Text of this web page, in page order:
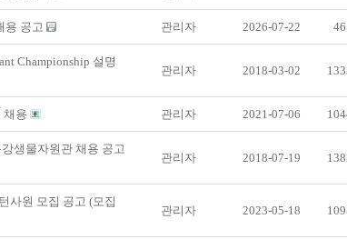
용 공고 관리자 2026-07-22 46
Championship 설명
관리자 2018-03-02
채용 관리자 2021-07-06
생물자원관 채용 공고
관리자 2018-07-19
사원 모집 공고 (모집
관리자 2023-05-18